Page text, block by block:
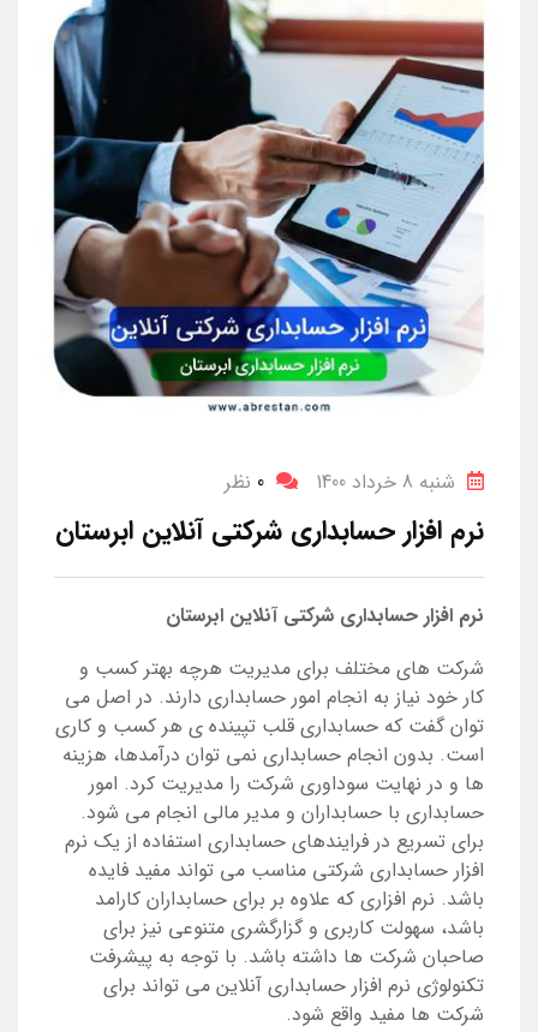
شنبه 8 خرداد 1400 0 نظر
نرم افزار حسابداری شرکتی آنلاین ابرستان
نرم افزار حسابداری شرکتی آنلاین ابرستان
شرکت های مختلف برای مدیریت هرچه بهتر کسب و
کار خود نیاز به انجام امور حسابداری دارند. در اصل می
توان گفت که حسابداری قلب تپینده ی هر کسب و کاری
است. بدون انجام حسابداری نمی توان درآمدها، هزینه
ها و در نهایت سوداوری شرکت را مدیریت کرد. امور
حسابداری با حسابداران و مدیر مالی انجام می شود.
برای تسریع در فرایندهای حسابداری استفاده از یک نرم
افزار حسابداری شرکتی مناسب می تواند مفید فایده
باشد. نرم افزاری که علاوه بر برای حسابداران کارامد
باشد، سهولت کاربری و گزارگشری متنوعی نیز برای
صاحبان شرکت ها داشته باشد. با توجه به پیشرفت
تکنولوژی نرم افزار حسابداری آنلاین می تواند برای
شرکت ها مفید واقع شود.